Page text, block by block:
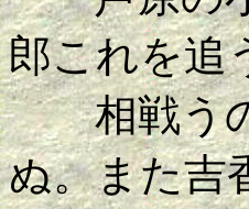
郎これを追
相戦うの
ぬ。また吉